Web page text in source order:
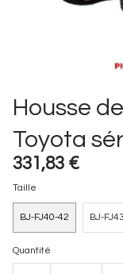
Housse
Toyota
331,83 €
Taille
BJ-FJ40-42 BJ-
Quantité